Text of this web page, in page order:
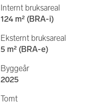
Internt bruksareal
124 m² (BRA-i)
Eksternt bruksareal
5 m² (BRA-e)
Byggeår
2025
Tomt